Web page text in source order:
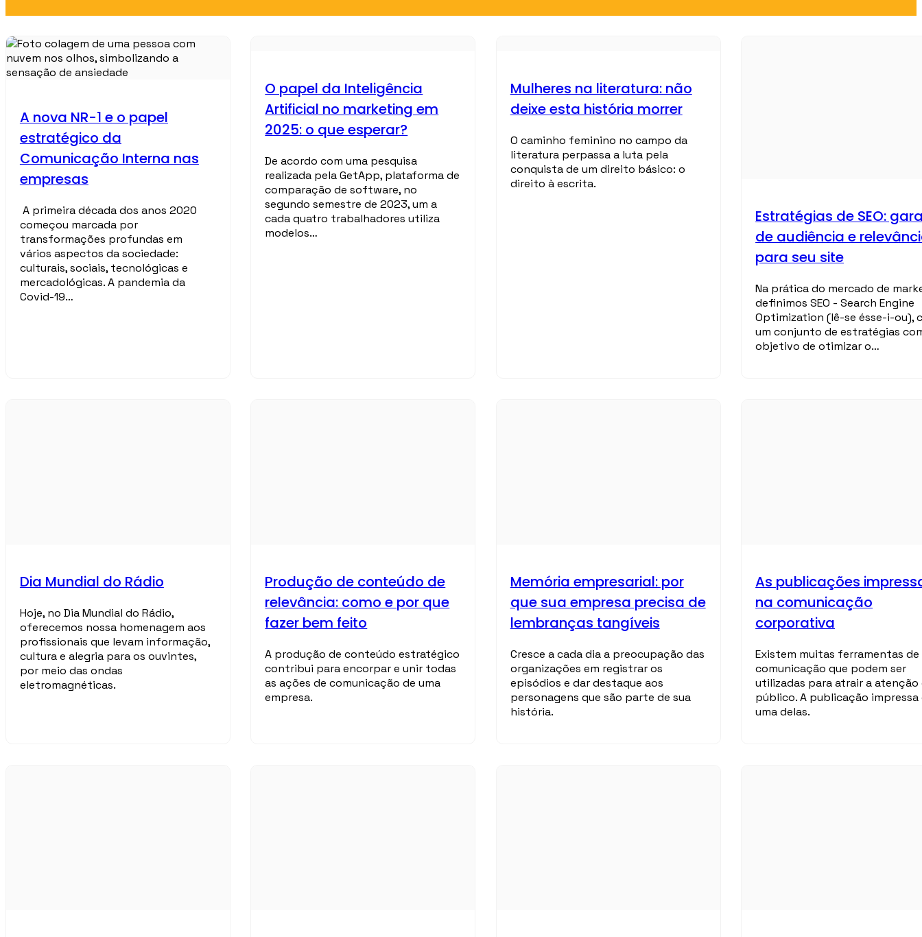
A nova NR-1 e o papel
estratégico da
Comunicação Interna nas
empresas
A primeira década dos anos 2020
começou marcada por
transformações profundas em
vários aspectos da sociedade:
culturais, sociais, tecnológicas e
mercadológicas. A pandemia da
Covid-19…
O papel da Inteligência
Artificial no marketing em
2025: o que esperar?
De acordo com uma pesquisa
realizada pela GetApp, plataforma de
comparação de software, no
segundo semestre de 2023, um a
cada quatro trabalhadores utiliza
modelos…
Mulheres na literatura: não
deixe esta história morrer
O caminho feminino no campo da
literatura perpassa a luta pela
conquista de um direito básico: o
direito à escrita.
Estratégias de SEO:
de audiência e
para seu site
Na prática do mercado de
definimos SEO - Search Engine
Optimization (lê-se ésse-i-ou),
um conjunto de estratégias
objetivo de otimizar o…
Dia Mundial do Rádio
Hoje, no Dia Mundial do Rádio,
oferecemos nossa homenagem aos
profissionais que levam informação,
cultura e alegria para os ouvintes,
por meio das ondas
eletromagnéticas.
Produção de conteúdo de
relevância: como e por que
fazer bem feito
A produção de conteúdo estratégico
contribui para encorpar e unir todas
as ações de comunicação de uma
empresa.
Memória empresarial: por
que sua empresa precisa de
lembranças tangíveis
Cresce a cada dia a preocupação das
organizações em registrar os
episódios e dar destaque aos
personagens que são parte de sua
história.
As publicações
na comunicação
corporativa
Existem muitas ferramentas de
comunicação que podem ser
utilizadas para atrair a atenção
público. A publicação impressa
uma delas.